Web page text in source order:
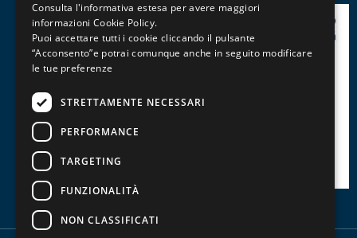
Consulta l'informativa estesa per avere maggiori
informazioni Cookie Policy.
Puoi accettare tutti i cookie cliccando il pulsante
“Acconsento”e potrai comunque anche in seguito modificare
le tue preferenze
STRETTAMENTE NECESSARI
PERFORMANCE
TARGETING
FUNZIONALITÀ
NON CLASSIFICATI